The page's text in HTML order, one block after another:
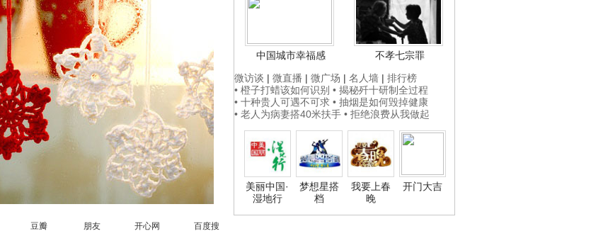
中国城市幸福感
不孝七宗罪
微访谈 | 微直播 | 微广场 | 名人墙 | 排行榜
• 橙子打蜡该如何识别 • 揭秘歼十研制全过程
• 十种贵人可遇不可求 • 抽烟是如何毁掉健康
• 老人为病妻搭40米扶手 • 拒绝浪费从我做起
美丽中国·
湿地行
梦想星搭
档
我要上春
晚
开门大吉
人 豆瓣 朋友 开心网 百度搜